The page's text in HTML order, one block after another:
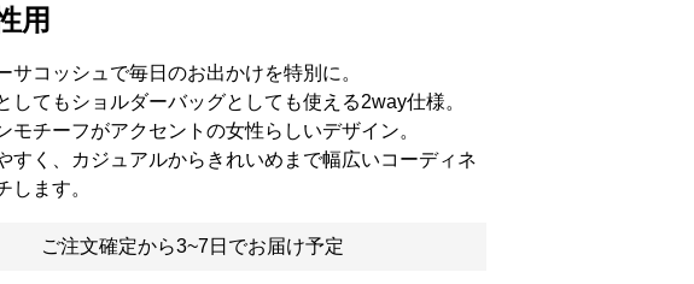
用
サコッシュで毎日のお出かけを特別に。
してもショルダーバッグとしても使える2way仕様。
モチーフがアクセントの女性らしいデザイン。
すく、カジュアルからきれいめまで幅広いコーディネ
します。
ご注文確定から3~7日でお届け予定